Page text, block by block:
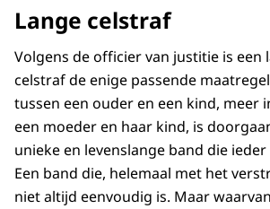
Lange celstraf
Volgens de officier van justitie is een
celstraf de enige passende
tussen een ouder en een kind, meer
een moeder en haar kind, is
unieke en levenslange band die
Een band die, helemaal met het
niet altijd eenvoudig is. Maar